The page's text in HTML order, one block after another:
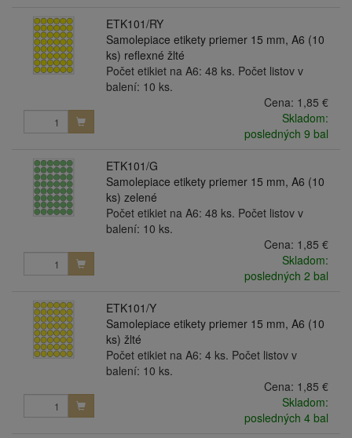
ETK101/RY
Samolepiace etikety priemer 15 mm, A6 (10
ks) reflexné žlté
Počet etikiet na A6: 48 ks. Počet listov v
balení: 10 ks.
Cena: 1,85 €
Skladom:
posledných 9 bal
ETK101/G
Samolepiace etikety priemer 15 mm, A6 (10
ks) zelené
Počet etikiet na A6: 48 ks. Počet listov v
balení: 10 ks.
Cena: 1,85 €
Skladom:
posledných 2 bal
ETK101/Y
Samolepiace etikety priemer 15 mm, A6 (10
ks) žlté
Počet etikiet na A6: 4 ks. Počet listov v
balení: 10 ks.
Cena: 1,85 €
Skladom:
posledných 4 bal